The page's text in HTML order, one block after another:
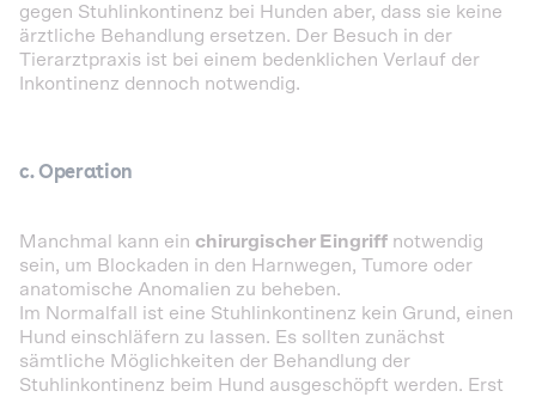
gegen Stuhlinkontinenz bei Hunden aber, dass sie keine
ärztliche Behandlung ersetzen. Der Besuch in der
Tierarztpraxis ist bei einem bedenklichen Verlauf der
Inkontinenz dennoch notwendig.
c. Operation
Manchmal kann ein chirurgischer Eingriff notwendig
sein, um Blockaden in den Harnwegen, Tumore oder
anatomische Anomalien zu beheben.
Im Normalfall ist eine Stuhlinkontinenz kein Grund, einen
Hund einschläfern zu lassen. Es sollten zunächst
sämtliche Möglichkeiten der Behandlung der
Stuhlinkontinenz beim Hund ausgeschöpft werden. Erst